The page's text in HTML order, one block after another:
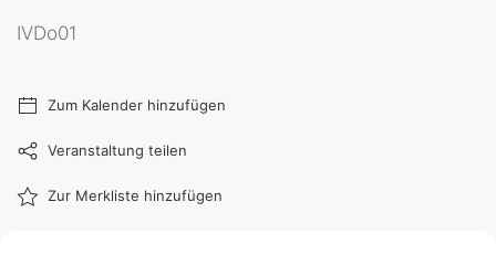
IVDo01
Zum Kalender hinzufügen
Veranstaltung teilen
Zur Merkliste hinzufügen